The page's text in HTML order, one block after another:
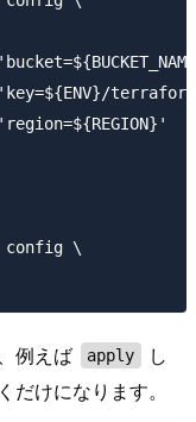
例えば apply
し
けになります。